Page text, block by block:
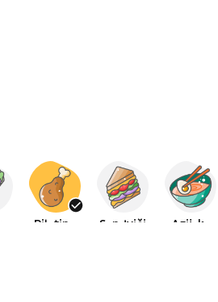
Piletina Sendviči Azijska